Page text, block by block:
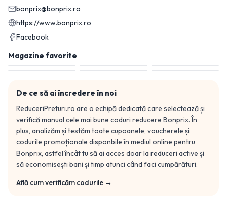
bonprix@bonprix.ro
https://www.bonprix.ro
Facebook
Magazine favorite
De ce să ai încredere în noi
ReduceriPreturi.ro are o echipă dedicată care selectează și
verifică manual cele mai bune coduri reducere Bonprix. În
plus, analizăm și testăm toate cupoanele, voucherele și
codurile promoționale disponbile în mediul online pentru
Bonprix, astfel încât tu să ai acces doar la reduceri active și
să economisești bani și timp atunci când faci cumpărături.
Află cum verificăm codurile →